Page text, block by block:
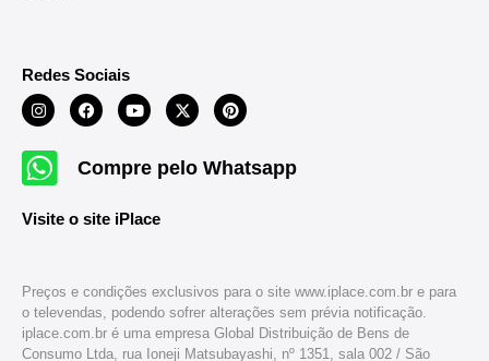
Redes Sociais
Compre pelo Whatsapp
Visite o site iPlace
Preços e condições exclusivos para o site www.iplace.com.br e para
o televendas, podendo sofrer alterações sem prévia notificação.
iplace.com.br é uma empresa Global Distribuição de Bens de
Consumo Ltda, rua Ioneji Matsubayashi, nº 1351, sala 002 / São